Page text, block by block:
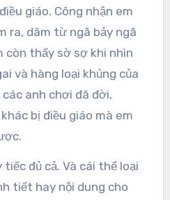
giáo. Công nhận em
ra, dâm từ ngã bảy ngã
còn thấy sờ sợ khi nhìn
và hàng loại khủng của
anh chơi đã đời,
bị điều giáo mà em
tiếc đủ cả. Và cái thể loại
tiết hay nội dung cho